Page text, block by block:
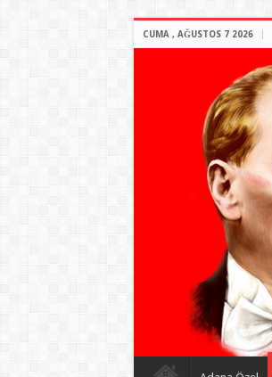
CUMA , AĞUSTOS 7 2026